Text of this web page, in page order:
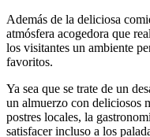
Además de la deliciosa
atmósfera acogedora que
los visitantes un ambiente
favoritos.
Ya sea que se trate de un
un almuerzo con deliciosos
postres locales, la
satisfacer incluso a los